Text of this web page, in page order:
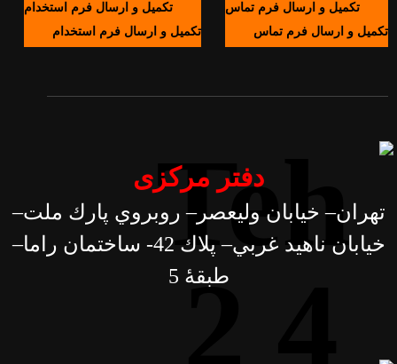
تکمیل و ارسال فرم تماس
تکمیل و ارسال فرم تماس
تکمیل و ارسال فرم استخدام
تکمیل و ارسال فرم استخدام
دفتر مرکزی
تهران– خيابان وليعصر– روبروي پارك ملت–
خيابان ناهيد غربي– پلاك 42- ساختمان راما–
طبقۀ 5